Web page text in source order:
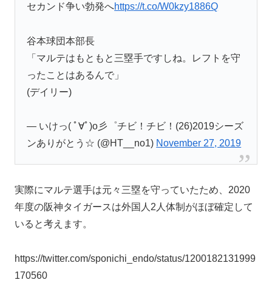
セカンド争い勃発へhttps://t.co/W0kzy1886Q
谷本球団本部長
「マルテはもともと三塁手ですしね。レフトを守
ったことはあるんで」
(デイリー)
— いけっ( ﾟ∀ﾟ)o彡゜チビ！チビ！(26)2019シーズ
ンありがとう☆ (@HT__no1) November 27, 2019
実際にマルテ選手は元々三塁を守っていたため、2020
年度の阪神タイガースは外国人2人体制がほぼ確定して
いると考えます。
https://twitter.com/sponichi_endo/status/1200182131999
170560